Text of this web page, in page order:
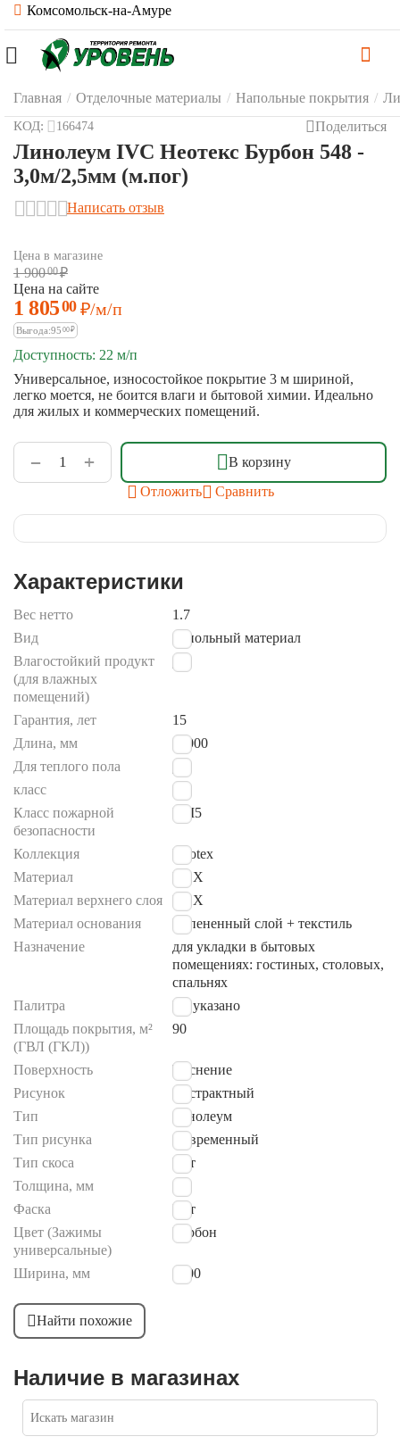
Комсомольск-на-Амуре
Главная / Отделочные материалы / Напольные покрытия /
КОД: 166474 Поделиться
Линолеум IVC Неотекс Бурбон 548 -
3,0м/2,5мм (м.пог)
Написать отзыв
Цена в магазине
1 90000₽
Цена на сайте
1 80500 ₽/м/п
Выгода:95 00₽
Доступность: 22 м/п
Универсальное, износостойкое покрытие 3 м шириной,
легко моется, не боится влаги и бытовой химии. Идеально
для жилых и коммерческих помещений.
+
−
В корзину
Отложить
Сравнить
Характеристики
Вес нетто
1.7
Вид
напольный материал
Влагостойкий продукт
(для влажных
помещений)
Да
Гарантия, лет
15
Длина, мм
30000
Для теплого пола
Да
класс
22
Класс пожарной
безопасности
КМ5
Коллекция
Neotex
Материал
ПВХ
Материал верхнего слоя
ПВХ
Материал основания
Вспененный слой + текстиль
Назначение
для укладки в бытовых
помещениях: гостиных, столовых,
спальнях
Палитра
Не указано
Площадь покрытия, м²
(ГВЛ (ГКЛ))
90
Поверхность
Тиснение
Рисунок
Абстрактный
Тип
линолеум
Тип рисунка
Современный
Тип скоса
Нет
Толщина, мм
2.5
Фаска
Нет
Цвет (Зажимы
универсальные)
Бурбон
Ширина, мм 3000
Найти похожие
Наличие в магазинах